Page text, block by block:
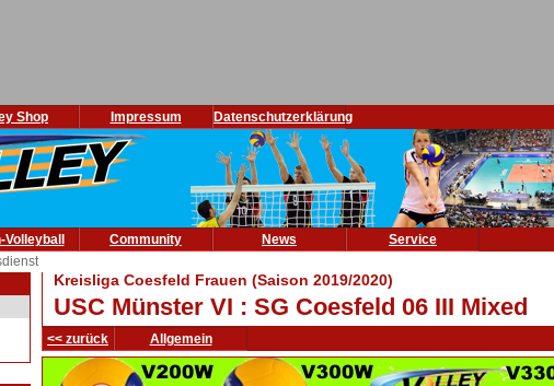
Shop Impressum Datenschutzerklärung
Volleyball Community News
Service
Kreisliga Coesfeld Frauen (Saison 2019/2020)
USC Münster VI : SG Coesfeld 06 III Mixed
<< zurück Allgemein